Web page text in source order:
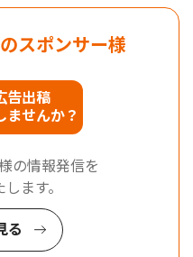
スポンサー様
告出稿
ませんか？
の情報発信を
ます。
る